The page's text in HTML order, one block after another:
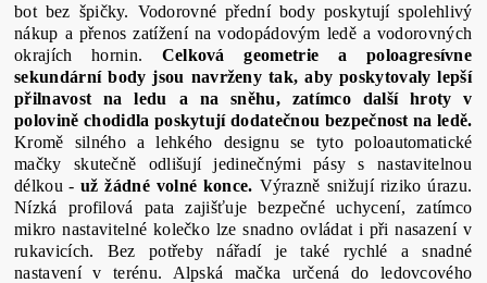
bot bez špičky. Vodorovné přední body poskytují spolehlivý
nákup a přenos zatížení na vodopádovým ledě a vodorovných
okrajích hornin. Celková geometrie a poloagresívne
sekundární body jsou navrženy tak, aby poskytovaly lepší
přilnavost na ledu a na sněhu, zatímco další hroty v
polovině chodidla poskytují dodatečnou bezpečnost na ledě.
Kromě silného a lehkého designu se tyto poloautomatické
mačky skutečně odlišují jedinečnými pásy s nastavitelnou
délkou - už žádné volné konce. Výrazně snižují riziko úrazu.
Nízká profilová pata zajišťuje bezpečné uchycení, zatímco
mikro nastavitelné kolečko lze snadno ovládat i při nasazení v
rukavicích. Bez potřeby nářadí je také rychlé a snadné
nastavení v terénu. Alpská mačka určená do ledovcového